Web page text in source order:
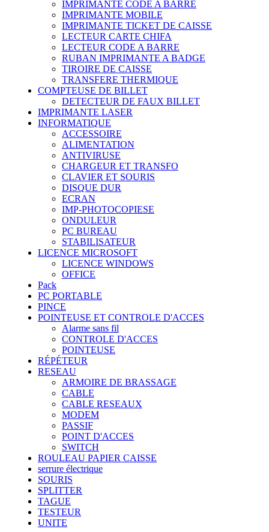
IMPRIMANTE CODE A BARRE
IMPRIMANTE MOBILE
IMPRIMANTE TICKET DE CAISSE
LECTEUR CARTE CHIFA
LECTEUR CODE A BARRE
RUBAN IMPRIMANTE A BADGE
TIROIRE DE CAISSE
TRANSFERE THERMIQUE
COMPTEUSE DE BILLET
DETECTEUR DE FAUX BILLET
IMPRIMANTE LASER
INFORMATIQUE
ACCESSOIRE
ALIMENTATION
ANTIVIRUSE
CHARGEUR ET TRANSFO
CLAVIER ET SOURIS
DISQUE DUR
ECRAN
IMP-PHOTOCOPIESE
ONDULEUR
PC BUREAU
STABILISATEUR
LICENCE MICROSOFT
LICENCE WINDOWS
OFFICE
Pack
PC PORTABLE
PINCE
POINTEUSE ET CONTROLE D'ACCES
Alarme sans fil
CONTROLE D'ACCES
POINTEUSE
RÉPÉTEUR
RESEAU
ARMOIRE DE BRASSAGE
CABLE
CABLE RESEAUX
MODEM
PASSIF
POINT D'ACCES
SWITCH
ROULEAU PAPIER CAISSE
serrure électrique
SOURIS
SPLITTER
TAGUE
TESTEUR
UNITE